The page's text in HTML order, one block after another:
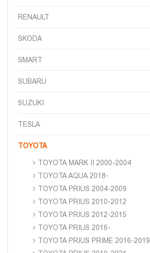
RENAULT
SKODA
SMART
SUBARU
SUZUKI
TESLA
TOYOTA
TOYOTA MARK II 2000-2004
TOYOTA AQUA 2018-
TOYOTA PRIUS 2004-2009
TOYOTA PRIUS 2010-2012
TOYOTA PRIUS 2012-2015
TOYOTA PRIUS 2016-
TOYOTA PRIUS PRIME 2016-2019